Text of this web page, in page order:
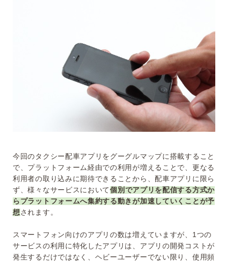
今回のタクシー配車アプリをグーグルマップに搭載すること
で、プラットフォーム経由での利用が増えることで、更なる
利用者の取り込みに期待できることから、配車アプリに限ら
ず、様々なサービスにおいて個別でアプリを配信する方式か
らプラットフォームへ集約する動きが加速していくことが予
想 されます。
スマートフォン向けのアプリの数は増えていますが、1つの
サービスの利用に特化したアプリは、アプリの開発コストが
発生するだけではなく、ヘビーユーザーでない限り、使用頻